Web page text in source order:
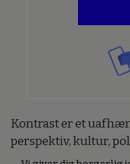
Kontrast er et
perspektiv, kultur,